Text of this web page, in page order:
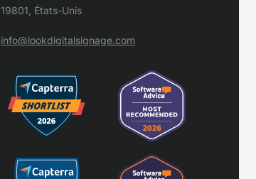
19801, États-Unis
info@lookdigitalsignage.com